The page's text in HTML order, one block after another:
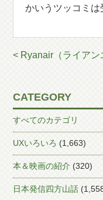
かいうツッコミは
< Ryanair（ライアン
CATEGORY
すべてのカテゴリ
UXいろいろ (1,663)
本＆映画の紹介 (320)
日本発信四方山話